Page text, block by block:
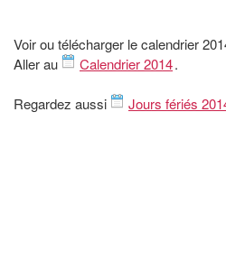
Voir ou télécharger le calendrier
Aller au
Calendrier 2014.
Regardez aussi Jours fériés